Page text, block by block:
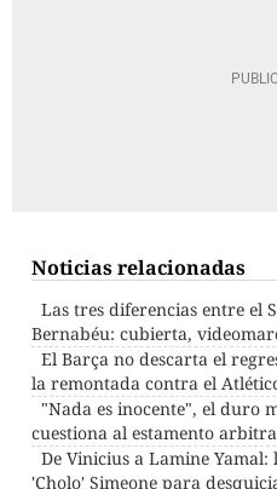
Noticias relacionadas
Las tres diferencias entre el
Bernabéu: cubierta,
El Barça no descarta el
la remontada contra el
"Nada es inocente", el duro
cuestiona al estamento
De Vinicius a Lamine
'Cholo' Simeone para